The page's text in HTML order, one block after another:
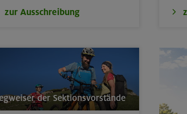
Karwendel
München
Horn 3133 m Zillertaler Alpen
zur Ausschreibung
der Sektionsvorstände